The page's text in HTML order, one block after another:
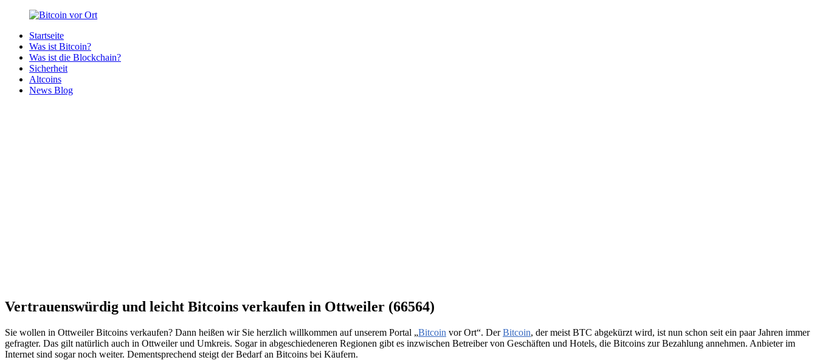
Zurück
Inhalt
Bitcoin
Bitcoins
deiner
Region
Startseite
Was ist Bitcoin?
Was ist die Blockchain?
Sicherheit
Altcoins
News Blog
Vertrauenswürdig und leicht Bitcoins verkaufen in Ottweiler (66564)
Sie wollen in Ottweiler Bitcoins verkaufen? Dann heißen wir Sie herzlich willkommen auf unserem Portal „Bitcoin vor Ort“. DerBitcoin, der meist BTC abgekürzt wird, ist nun schon seit ein paar Jahren immer
gefragter. Das gilt natürlich auch in Ottweiler und Umkreis. Sogar in abgeschiedeneren Regionen gibt es inzwischen Betreiber von Geschäften und Hotels, die Bitcoins zur Bezahlung annehmen. Anbieter im
Internet sind sogar noch weiter. Dementsprechend steigt der Bedarf an Bitcoins bei Käufern.